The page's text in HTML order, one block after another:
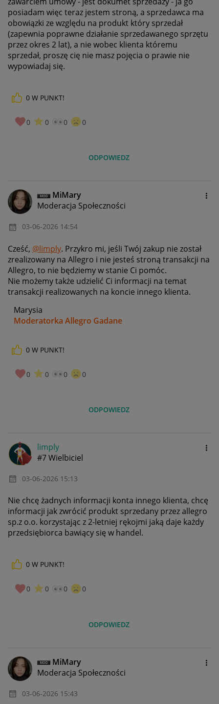
posiadam więc teraz jestem stroną, a sprzedawca ma
obowiązki ze względu na produkt który sprzedał
(zapewnia poprawne działanie sprzedawanego sprzętu
przez okres 2 lat), a nie wobec klienta któremu
sprzedał, proszę cię nie masz pojęcia o prawie nie
wypowiadaj się.
0 W PUNKT!
0 0 0 0
ODPOWIEDZ
MiMary
Moderacja Społeczności
‎03-06-2026 14:54
Cześć, @limply. Przykro mi, jeśli Twój zakup nie został
zrealizowany na Allegro i nie jesteś stroną transakcji na
Allegro, to nie będziemy w stanie Ci pomóc.
Nie możemy także udzielić Ci informacji na temat
transakcji realizowanych na koncie innego klienta.
Marysia
Moderatorka Allegro Gadane
0 W PUNKT!
0 0 0 0
ODPOWIEDZ
limply
#7 Wielbiciel
‎03-06-2026 15:13
Nie chcę żadnych informacji konta innego klienta, chcę
informacji jak zwrócić produkt sprzedany przez allegro
sp.z o.o. korzystając z 2-letniej rękojmi jaką daje każdy
przedsiębiorca bawiący się w handel.
0 W PUNKT!
0 0 0 0
ODPOWIEDZ
MiMary
Moderacja Społeczności
‎03-06-2026 15:43